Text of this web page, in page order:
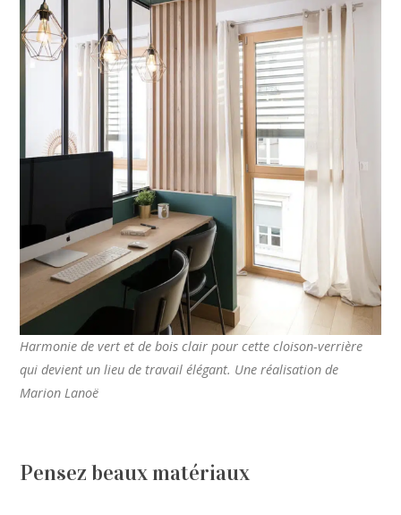
Harmonie de vert et de bois clair pour cette cloison-verrière
qui devient un lieu de travail élégant. Une réalisation de
Marion Lanoë
Pensez beaux matériaux